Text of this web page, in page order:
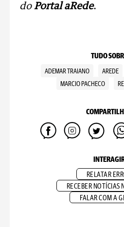
do Portal aRede.
TUDO
ADEMAR TRAIANO AREDE
MARCIO PACHECO
RELATAR
RECEBER NOTÍCIAS
FALAR COM A